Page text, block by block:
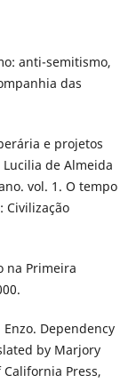
anti-semitismo,
das
e projetos
de Almeida
vol. 1. O tempo
Civilização
na Primeira
Enzo. Dependency
by Marjory
Press,